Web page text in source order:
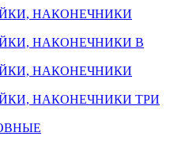
НАКОНЕЧНИКИ
НАКОНЕЧНИКИ В
НАКОНЕЧНИКИ
НАКОНЕЧНИКИ ТРИ